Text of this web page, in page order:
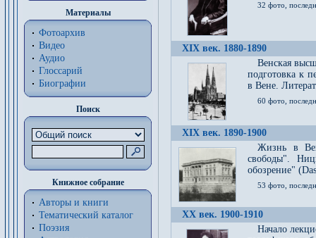
Материалы
Фотоархив
Видео
Аудио
Глоссарий
Биографии
Поиск
Книжное собрание
Авторы и книги
Тематический каталог
Поэзия
32 фото,
XIX век. 1880-1890
Венская
подготовка к
в Вене.
60 фото,
XIX век. 1890-1900
Жизнь в
свободы".
обозрение"
53 фото,
XX век. 1900-1910
Начало